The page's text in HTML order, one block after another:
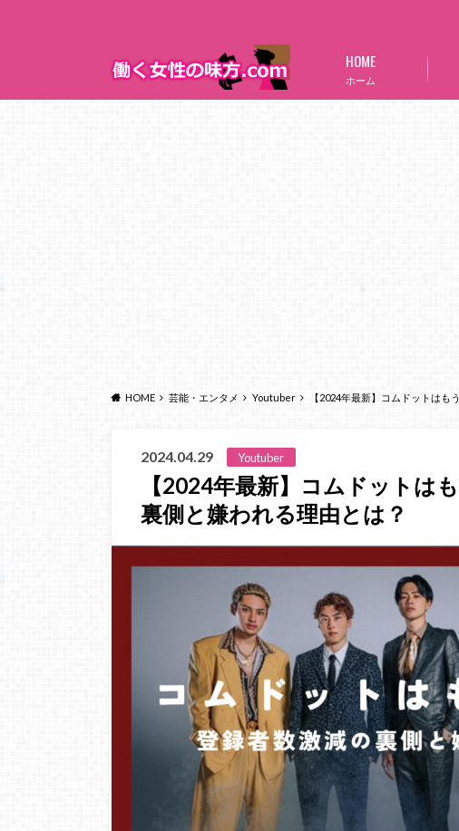
ホーム
HOME
HOME 芸能・エンタメ Youtuber 【2024年最新】コムドットはも
2024.04.29 Youtuber
【2024年最新】コムドットは
裏側と嫌われる理由とは？